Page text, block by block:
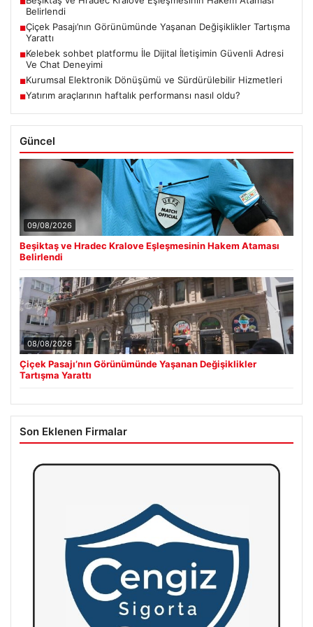
Belirlendi
■Çiçek Pasajı’nın Görünümünde Yaşanan Değişiklikler Tartışma
Yarattı
■Kelebek sohbet platformu İle Dijital İletişimin Güvenli Adresi
Ve Chat Deneyimi
■Kurumsal Elektronik Dönüşümü ve Sürdürülebilir Hizmetleri
■Yatırım araçlarının haftalık performansı nasıl oldu?
Güncel
09/08/2026
Beşiktaş ve Hradec Kralove Eşleşmesinin Hakem Ataması
Belirlendi
08/08/2026
Çiçek Pasajı’nın Görünümünde Yaşanan Değişiklikler
Tartışma Yarattı
Son Eklenen Firmalar